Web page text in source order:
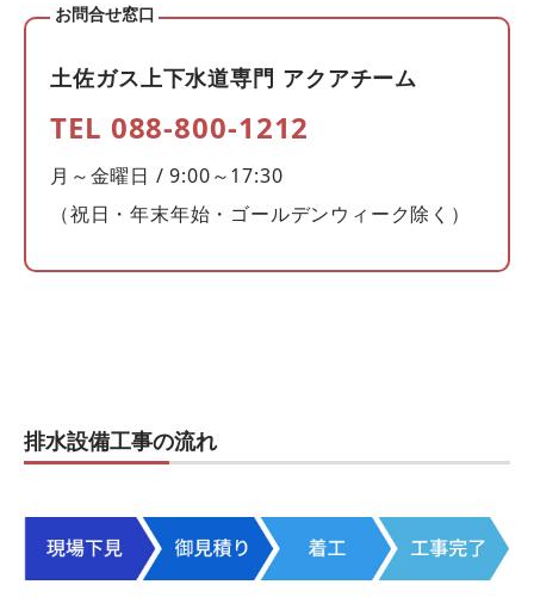
お問合せ窓口
土佐ガス上下水道専門 アクアチーム
TEL 088-800-1212
月～金曜日 / 9:00～17:30
（祝日・年末年始・ゴールデンウィーク除く）
排水設備工事の流れ